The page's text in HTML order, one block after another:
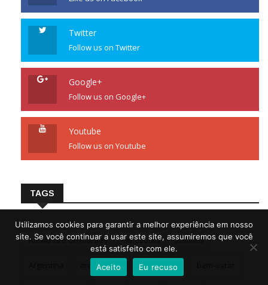
Twitter
Follow us on Twitter
Google+
Follow us on Google+
Youtube
Follow us on Youtube
TAGS
Alexandre de Moraes amazônia animais
arqueologia Astronomia
Utilizamos cookies para garantir a melhor experiência em nosso
site. Se você continuar a usar este site, assumiremos que você
está satisfeito com ele.
Aceito
Eu recuso